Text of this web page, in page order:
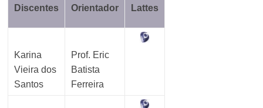
Discentes Orientador Lattes
Karina
Vieira dos
Santos
Prof. Eric
Batista
Ferreira